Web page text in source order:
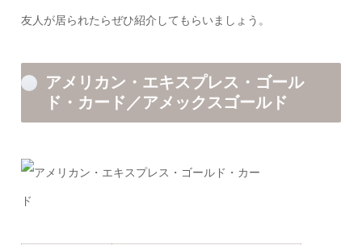
友人が居られたらぜひ紹介してもらいましょう。
アメリカン・エキスプレス・ゴール
ド・カード／アメックスゴールド